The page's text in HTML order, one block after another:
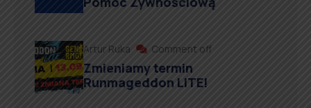
Artur Ruka Comment off
Zmieniamy termin
Runmageddon LITE!